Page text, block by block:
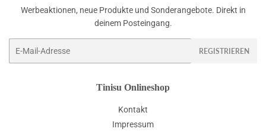
Werbeaktionen, neue Produkte und Sonderangebote. Direkt in
deinem Posteingang.
REGISTRIEREN
Tinisu Onlineshop
Kontakt
Impressum